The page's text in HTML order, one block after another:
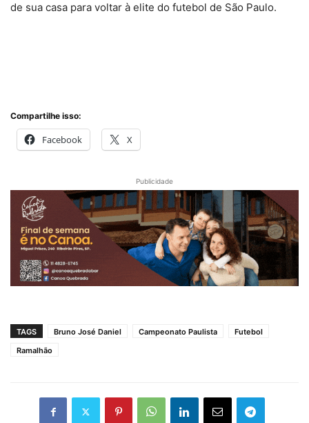
de sua casa para voltar à elite do futebol de São Paulo.
Compartilhe isso:
Facebook X
Publicidade
TAGS Bruno José Daniel Campeonato Paulista
Futebol
Ramalhão